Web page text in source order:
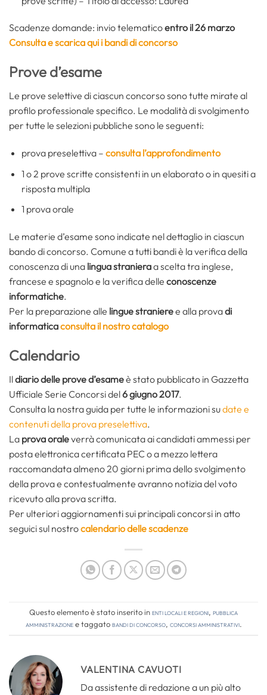
Scadenze domande: invio telematicoentro il 26 marzo
Consulta e scarica qui i bandi di concorso
Prove d’esame
Le prove selettive di ciascun concorso sono tutte mirate al
profilo professionale specifico. Le modalità di svolgimento
per tutte le selezioni pubbliche sono le seguenti:
prova preselettiva – consulta l’approfondimento
1 o 2 prove scritte consistenti in un elaborato o in quesiti a
risposta multipla
1 prova orale
Le materie d’esame sono indicate nel dettaglio in ciascun
bando di concorso. Comune a tutti bandi è la verifica della
conoscenza di una lingua stranieraa scelta tra inglese,
francese e spagnolo e la verifica delle conoscenze
informatiche.
Per la preparazione alle lingue stranieree alla provadi
informaticaconsulta il nostro catalogo
Calendario
Ildiario delle prove d’esameè stato pubblicato in Gazzetta
Ufficiale Serie Concorsi del6 giugno 2017.
Consulta la nostra guida per tutte le informazioni sudate e
contenuti della prova preselettiva.
La prova oraleverrà comunicata ai candidati ammessi per
posta elettronica certificata PEC o a mezzo lettera
raccomandata almeno 20 giorni prima dello svolgimento
della prova e contestualmente avranno notizia del voto
ricevuto alla prova scritta.
Per ulteriori aggiornamenti sui principali concorsi in atto
seguici sul nostrocalendario delle scadenze
Questo elemento è stato inserito inEnti locali e regioni, Pubblica
amministrazionee taggatobandi di concorso, concorsi amministrativi.
VALENTINA CAVUOTI
Da assistente di redazione a un più alto